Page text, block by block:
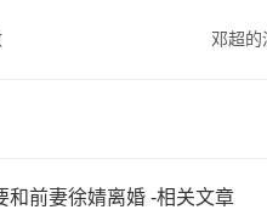
邓超的
和前妻徐婧离婚 -相关文章